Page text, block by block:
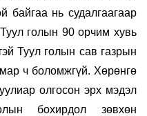
байгаа нь судалгаагаар
голын 90 орчим хувь
Туул голын сав газрын
ч боломжгүй. Хөрөнгө
олгосон эрх мэдэл
бохирдол зөвхөн